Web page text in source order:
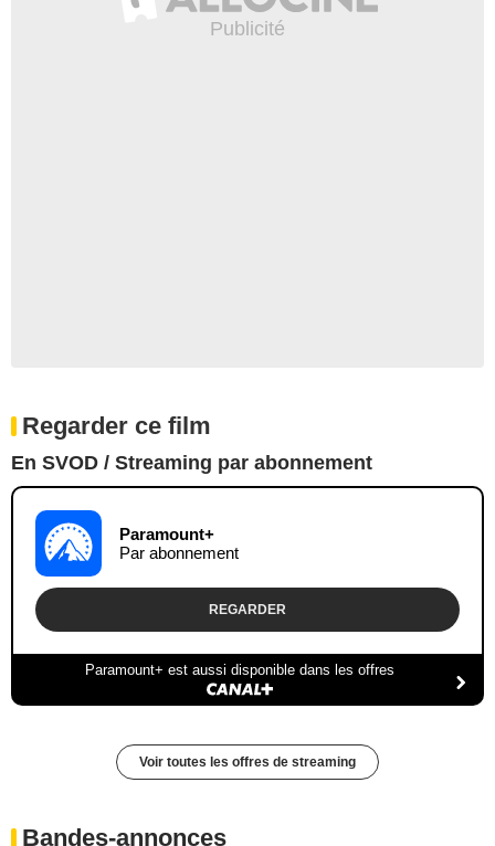
Regarder ce film
En SVOD / Streaming par abonnement
Paramount+
Par abonnement
REGARDER
Paramount+ est aussi disponible dans les offres
Voir toutes les offres de streaming
Bandes-annonces